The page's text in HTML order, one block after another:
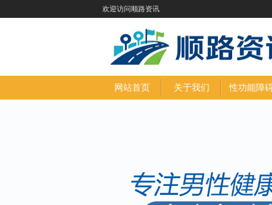
欢迎访问顺路资讯
网站首页 关于我们 性功能障